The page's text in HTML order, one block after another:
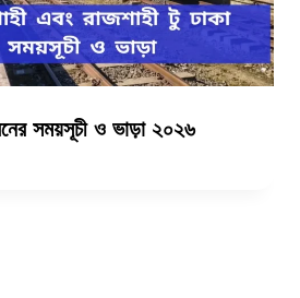
সময়সূচী ও ভাড়া ২০২৬